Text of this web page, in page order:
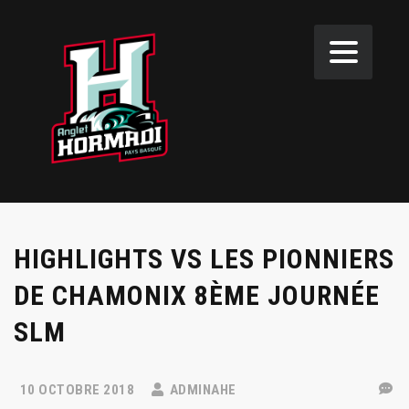
HIGHLIGHTS VS LES PIONNIERS
DE CHAMONIX 8ÈME JOURNÉE
SLM
10 OCTOBRE 2018 ADMINAHE